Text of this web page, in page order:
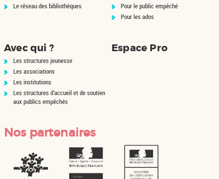
Le réseau des bibliothèques
Pour le public empêché
Pour les ados
Avec qui ?
Les structures jeunesse
Les associations
Les institutions
Les structures d'accueil et de soutien
aux publics empêchés
Espace Pro
Nos partenaires